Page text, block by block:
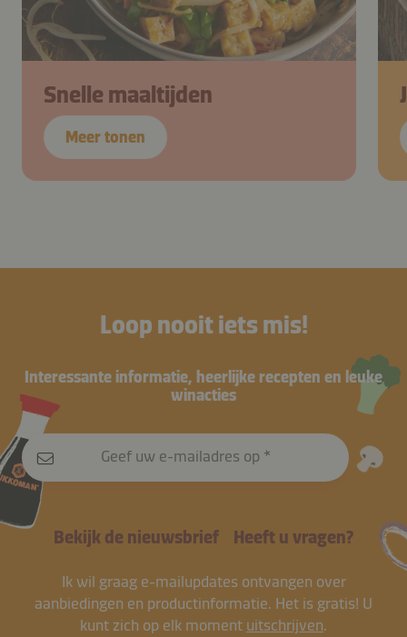
Snelle maaltijden
Meer tonen
Loop nooit iets mis!
Interessante informatie, heerlijke recepten en leuke
winacties
Geef uw e-mailadres op
Bekijk de nieuwsbrief Heeft u vragen?
Ik wil graag e-mailupdates ontvangen over
aanbiedingen en productinformatie. Het is gratis! U
kunt zich op elk moment uitschrijven.